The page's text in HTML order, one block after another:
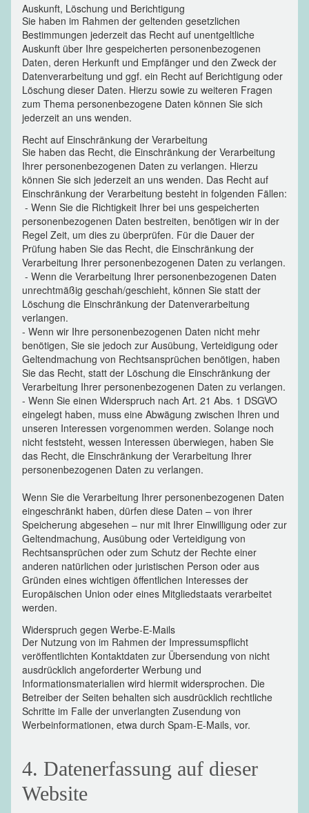
Auskunft, Löschung und Berichtigung
Sie haben im Rahmen der geltenden gesetzlichen
Bestimmungen jederzeit das Recht auf unentgeltliche
Auskunft über Ihre gespeicherten personenbezogenen
Daten, deren Herkunft und Empfänger und den Zweck der
Datenverarbeitung und ggf. ein Recht auf Berichtigung oder
Löschung dieser Daten. Hierzu sowie zu weiteren Fragen
zum Thema personenbezogene Daten können Sie sich
jederzeit an uns wenden.
Recht auf Einschränkung der Verarbeitung
Sie haben das Recht, die Einschränkung der Verarbeitung
Ihrer personenbezogenen Daten zu verlangen. Hierzu
können Sie sich jederzeit an uns wenden. Das Recht auf
Einschränkung der Verarbeitung besteht in folgenden Fällen:
- Wenn Sie die Richtigkeit Ihrer bei uns gespeicherten
personenbezogenen Daten bestreiten, benötigen wir in der
Regel Zeit, um dies zu überprüfen. Für die Dauer der
Prüfung haben Sie das Recht, die Einschränkung der
Verarbeitung Ihrer personenbezogenen Daten zu verlangen.
- Wenn die Verarbeitung Ihrer personenbezogenen Daten
unrechtmäßig geschah/geschieht, können Sie statt der
Löschung die Einschränkung der Datenverarbeitung
verlangen.
- Wenn wir Ihre personenbezogenen Daten nicht mehr
benötigen, Sie sie jedoch zur Ausübung, Verteidigung oder
Geltendmachung von Rechtsansprüchen benötigen, haben
Sie das Recht, statt der Löschung die Einschränkung der
Verarbeitung Ihrer personenbezogenen Daten zu verlangen.
- Wenn Sie einen Widerspruch nach Art. 21 Abs. 1 DSGVO
eingelegt haben, muss eine Abwägung zwischen Ihren und
unseren Interessen vorgenommen werden. Solange noch
nicht feststeht, wessen Interessen überwiegen, haben Sie
das Recht, die Einschränkung der Verarbeitung Ihrer
personenbezogenen Daten zu verlangen.
Wenn Sie die Verarbeitung Ihrer personenbezogenen Daten
eingeschränkt haben, dürfen diese Daten – von ihrer
Speicherung abgesehen – nur mit Ihrer Einwilligung oder zur
Geltendmachung, Ausübung oder Verteidigung von
Rechtsansprüchen oder zum Schutz der Rechte einer
anderen natürlichen oder juristischen Person oder aus
Gründen eines wichtigen öffentlichen Interesses der
Europäischen Union oder eines Mitgliedstaats verarbeitet
werden.
Widerspruch gegen Werbe-E-Mails
Der Nutzung von im Rahmen der Impressumspflicht
veröffentlichten Kontaktdaten zur Übersendung von nicht
ausdrücklich angeforderter Werbung und
Informationsmaterialien wird hiermit widersprochen. Die
Betreiber der Seiten behalten sich ausdrücklich rechtliche
Schritte im Falle der unverlangten Zusendung von
Werbeinformationen, etwa durch Spam-E-Mails, vor.
4. Datenerfassung auf dieser
Website